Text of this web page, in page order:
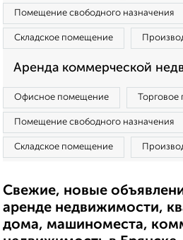
Помещение свободного назначения
Складское помещение
Аренда коммерческой
Офисное помещение
Помещение свободного назначения
Складское помещение
Свежие, новые
аренде недвижимости,
дома, машиноместа,